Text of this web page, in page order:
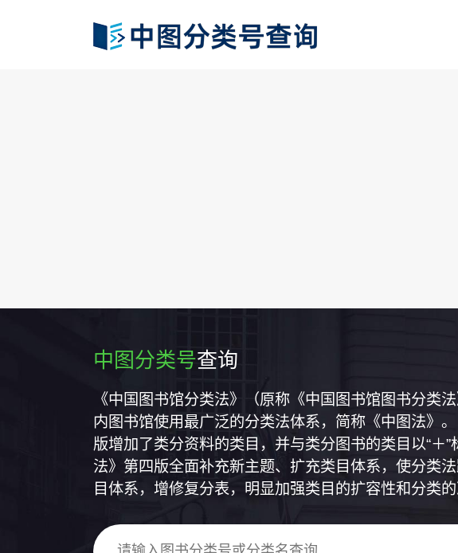
中图分类号查询
《中国图书馆分类法》（原称《中国图书馆图书分类
内图书馆使用最广泛的分类法体系，简称《中图法》
版增加了类分资料的类目，并与类分图书的类目以“＋
法》第四版全面补充新主题、扩充类目体系，使分类
目体系，增修复分表，明显加强类目的扩容性和分类的